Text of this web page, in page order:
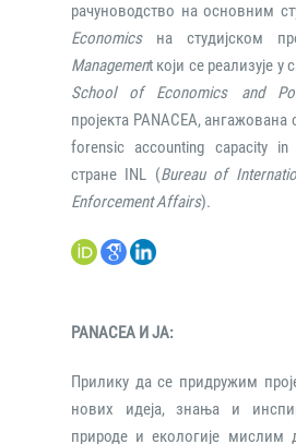
рачуноводство на основним
Economicsна студијском
Management који се реализује у
School of Economics and
пројекта PANACEA, ангажована
forensic accounting capacity
стране INL (Bureau of
Enforcement Affairs).
PANACEA И ЈА:
Прилику да се придружим
нових идеја, знања и
природе и екологије мислим